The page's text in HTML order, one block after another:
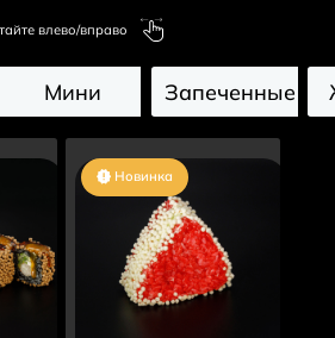
влево/вправо
Мини Запеченные
Новинка